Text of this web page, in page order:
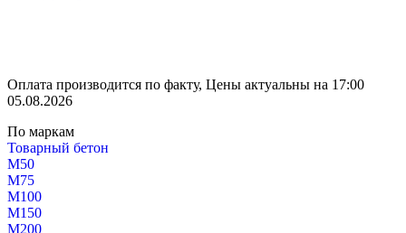
Оплата производится по факту, Цены актуальны на 17:00
05.08.2026
По маркам
Товарный бетон
М50
М75
М100
М150
М200